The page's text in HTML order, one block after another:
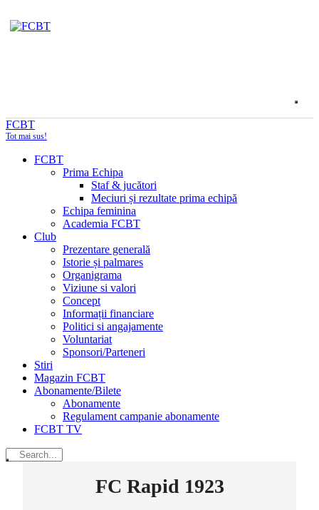
FCBT
Tot mai sus!
FCBT
Prima Echipa
Staf & jucători
Meciuri și rezultate prima echipă
Echipa feminina
Academia FCBT
Club
Prezentare generală
Istorie și palmares
Organigrama
Viziune si valori
Concept
Informații financiare
Politici si angajamente
Voluntariat
Sponsori/Parteneri
Stiri
Magazin FCBT
Abonamente/Bilete
Abonamente
Regulament campanie abonamente
FCBT TV
FC Rapid 1923